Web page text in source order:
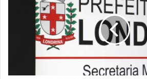
fechamos a rua para que o palco seja